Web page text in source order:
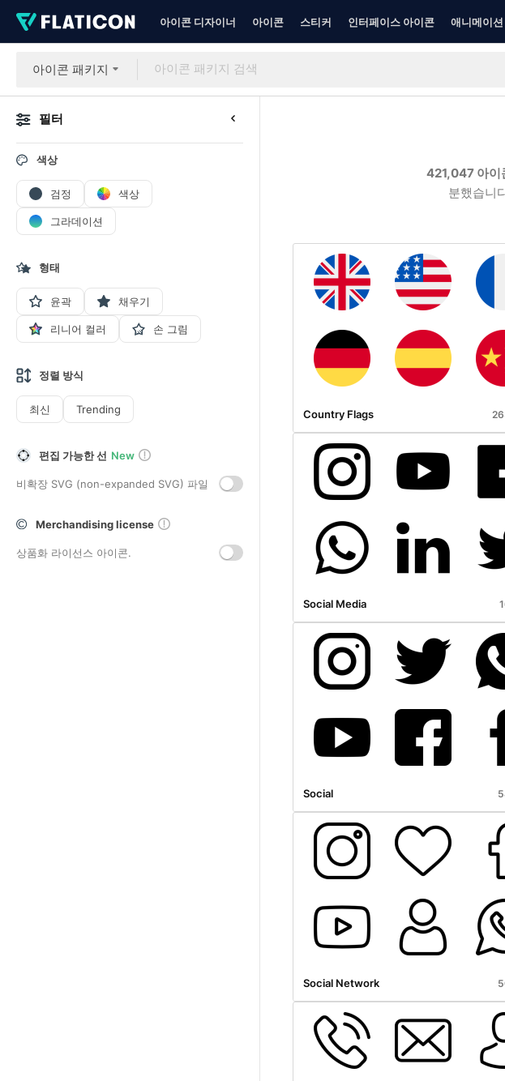
아이콘 디자이너 아이콘 스티커 인터페이스 아이콘 애니메이
아이콘 패키지
필터
색상
검정 색상
그라데이션
형태
윤곽 채우기
리니어 컬러 손 그림
정렬 방식
최신 Trending
편집 가능한 선 New
비확장 SVG (non-expanded SVG) 파일
Merchandising license
상품화 라이선스 아이콘.
421,047 아이
분했습니
Country Flags
Social Media
Social
Social Network